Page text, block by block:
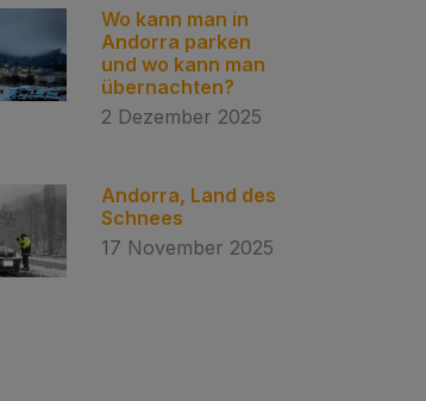
Wo kann man in
Andorra parken
und wo kann man
übernachten?
2 Dezember 2025
Andorra, Land des
Schnees
17 November 2025